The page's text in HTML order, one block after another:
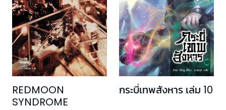
REDMOON
SYNDROME
กระบี่เทพสังหาร เล่ม 10